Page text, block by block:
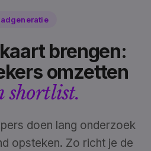
NL EN
brengen:
omzetten
shortlist.
doen lang onderzoek
opsteken. Zo richt je de